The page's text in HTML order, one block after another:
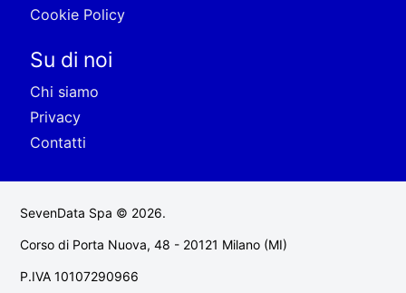
Cookie Policy
Su di noi
Chi siamo
Privacy
Contatti
SevenData Spa © 2026.
Corso di Porta Nuova, 48 - 20121 Milano (MI)
P.IVA 10107290966